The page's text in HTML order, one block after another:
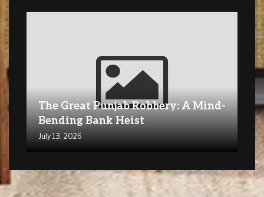
The Great Punjab Robbery: A Mind-
Bending Bank Heist
July 13, 2026